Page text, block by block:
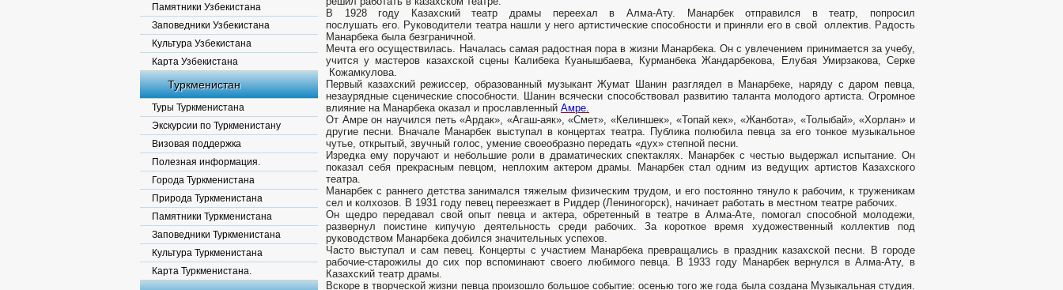
Памятники Узбекистана
Заповедники Узбекистана
Культура Узбекистана
Карта Узбекистана
Туркменистан
Туры Туркменистана
Экскурсии по Туркменистану
Визовая поддержка
Полезная информация.
Города Туркменистана
Природа Туркменистана
Памятники Туркменистана
Заповедники Туркменистана
Культура Туркменистана
Карта Туркменистана.
В 1928 году Казахский театр драмы переехал в Алма-Ату. Манарбек отправился в театр, попросил
послушать его. Руководители театра нашли у него артистические способности и приняли его в свой оллектив. Радость
Манарбека была безграничной.
Мечта его осуществилась. Началась самая радостная пора в жизни Манарбека. Он с увлечением принимается за учебу,
учится у мастеров казахской сцены Калибека Куанышбаева, Курманбека Жандарбекова, Елубая Умирзакова, Серке
Кожамкулова.
Первый казахский режиссер, образованный музыкант Жумат Шанин разглядел в Манарбеке, наряду с даром певца,
незаурядные сценические способности. Шанин всячески способствовал развитию таланта молодого артиста. Огромное
влияние на Манарбека оказал и прославленный Амре.
От Амре он научился петь «Ардак», «Агаш-аяк», «Смет», «Келиншек», «Топай кек», «Жанбота», «Толыбай», «Хорлан» и
другие песни. Вначале Манарбек выступал в концертах театра. Публика полюбила певца за его тонкое музыкальное
чутье, открытый, звучный голос, умение своеобразно передать «дух» степной песни.
Изредка ему поручают и небольшие роли в драматических спектаклях. Манарбек с честью выдержал испытание. Он
показал себя прекрасным певцом, неплохим актером драмы. Манарбек стал одним из ведущих артистов Казахского
театра.
Манарбек с раннего детства занимался тяжелым физическим трудом, и его постоянно тянуло к рабочим, к труженикам
сел и колхозов. В 1931 году певец переезжает в Риддер (Лениногорск), начинает работать в местном театре рабочих.
Он щедро передавал свой опыт певца и актера, обретенный в театре в Алма-Ате, помогал способной молодежи,
развернул поистине кипучую деятельность среди рабочих. За короткое время художественный коллектив под
руководством Манарбека добился значительных успехов.
Часто выступал и сам певец. Концерты с участием Манарбека превращались в праздник казахской песни. В городе
рабочие-старожилы до сих пор вспоминают своего любимого певца. В 1933 году Манарбек вернулся в Алма-Ату, в
Казахский театр драмы.
Вскоре в творческой жизни певца произошло большое событие: осенью того же года была создана Музыкальная студия.